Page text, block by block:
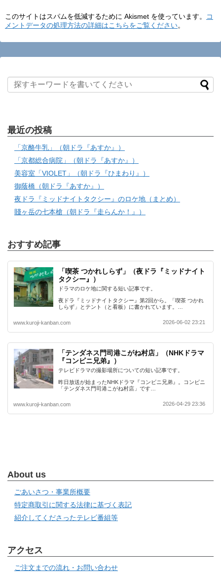
このサイトはスパムを低減するために Akismet を使っています。
コ
メントデータの処理方法の詳細はこちらをご覧ください。
最近の投稿
「京酪牛乳」（朝ドラ『あすか』）
「京都総合病院」（朝ドラ『あすか』）
美容室「VIOLET」（朝ドラ『ひまわり』）
御蔭橋（朝ドラ『あすか』）
夜ドラ『ミッドナイトタクシー』のロケ地（まとめ）
賤ヶ岳の七本槍（朝ドラ『走らんか！』）
おすすめ記事
「喫茶 つかれしらず」（夜ドラ『ミッドナイト
タクシー』）
ドラマのロケ地に関する短い記事です。
夜ドラ『ミッドナイトタクシー』第2回から。「喫茶 つかれ
しらず」とテント（と看板）に書かれています。…
www.kuroji-kanban.com 2026-06-02 23:21
「テンダネス門司港こがね村店」（NHKドラマ
『コンビニ兄弟』）
テレビドラマの撮影場所についての短い記事です。
昨日放送が始まったNHKドラマ『コンビニ兄弟』。コンビニ
「テンダネス門司港こがね村店」です…
www.kuroji-kanban.com 2026-04-29 23:36
About us
ごあいさつ・事業所概要
特定商取引に関する法律に基づく表記
紹介してくださったテレビ番組等
アクセス
ご注文までの流れ・お問い合わせ